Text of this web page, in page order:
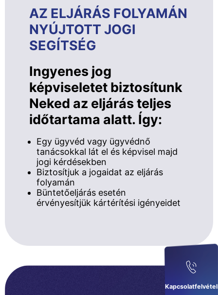
Kapcsolatfelvétel
AZ ELJÁRÁS FOLYAMÁN
NYÚJTOTT JOGI
SEGÍTSÉG
Ingyenes jog
képviseletet biztosítunk
Neked az eljárás teljes
időtartama alatt. Így:
Egy ügyvéd vagy ügyvédnő
tanácsokkal lát el és képvisel majd
jogi kérdésekben
Biztosítjuk a jogaidat az eljárás
folyamán
Büntetőeljárás esetén
érvényesítjük kártérítési igényeidet